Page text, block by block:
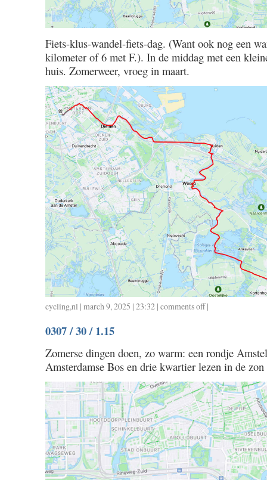
Fiets-klus-wandel-fiets-dag. (Want ook nog een
kilometer of 6 met F.). In de middag met een
huis. Zomerweer, vroeg in maart.
cycling,nl | march 9, 2025 | 23:32 | comments offon
1.00
33
1.30
|
0307 / 30 / 1.15
Zomerse dingen doen, zo warm: een rondje
Amsterdamse Bos en drie kwartier lezen in de